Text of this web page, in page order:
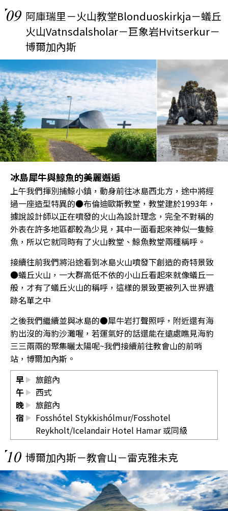
09 阿庫瑞里－火山教堂Blonduoskirkja－蟻丘
火山Vatnsdalsholar－巨象岩Hvitserkur－
博爾加內斯
冰島犀牛與鯨魚的美麗邂逅
上午我們揮別捕鯨小鎮，動身前往冰島西北方，途中將經
過一座造型特異的●布倫迪歐斯教堂，教堂建於1993年，
據說設計師以正在噴發的火山為設計理念，完全不對稱的
外表在許多地區都較為少見，其中一面看起來神似一隻鯨
魚，所以它就同時有了火山教堂、鯨魚教堂兩種稱呼。
接續往前我們將沿途看到冰島火山噴發下創造的奇特景致
●蟻丘火山，一大群高低不依的小山丘看起來就像蟻丘一
般，才有了蟻丘火山的稱呼，這樣的景致更被列入世界遺
跡名單之中
之後我們繼續並與冰島的●犀牛岩打聲照呼，附近還有海
豹出沒的海豹沙灘喔，若運氣好的話還能在遠處瞧見海豹
三三兩兩的聚集曬太陽呢~我們接續前往教會山的前哨
站，博爾加內斯。
早
旅館內
午
西式
晚
旅館內
宿
Fosshótel Stykkishólmur/Fosshotel
Reykholt/Icelandair Hotel Hamar 或同級
10 博爾加內斯－教會山－雷克雅未克